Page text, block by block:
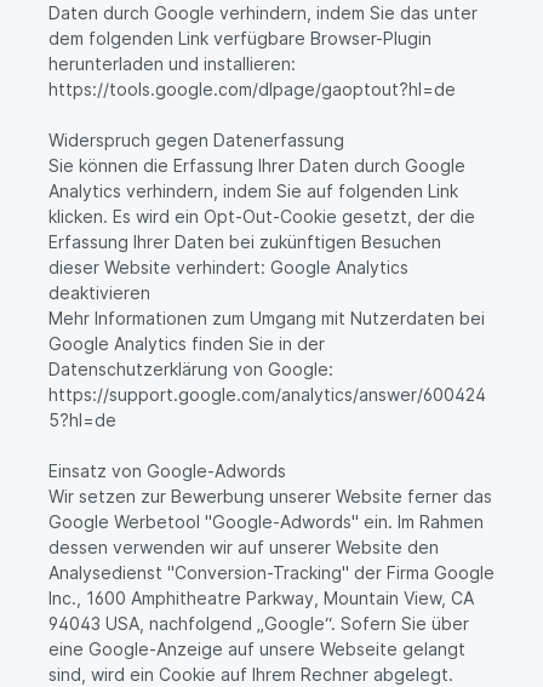
Daten durch Google verhindern, indem Sie das unter
dem folgenden Link verfügbare Browser-Plugin
herunterladen und installieren:
https://tools.google.com/dlpage/gaoptout?hl=de
Widerspruch gegen Datenerfassung
Sie können die Erfassung Ihrer Daten durch Google
Analytics verhindern, indem Sie auf folgenden Link
klicken. Es wird ein Opt-Out-Cookie gesetzt, der die
Erfassung Ihrer Daten bei zukünftigen Besuchen
dieser Website verhindert: Google Analytics
deaktivieren
Mehr Informationen zum Umgang mit Nutzerdaten bei
Google Analytics finden Sie in der
Datenschutzerklärung von Google:
https://support.google.com/analytics/answer/600424
5?hl=de
Einsatz von Google-Adwords
Wir setzen zur Bewerbung unserer Website ferner das
Google Werbetool "Google-Adwords" ein. Im Rahmen
dessen verwenden wir auf unserer Website den
Analysedienst "Conversion-Tracking" der Firma Google
Inc., 1600 Amphitheatre Parkway, Mountain View, CA
94043 USA, nachfolgend „Google“. Sofern Sie über
eine Google-Anzeige auf unsere Webseite gelangt
sind, wird ein Cookie auf Ihrem Rechner abgelegt.